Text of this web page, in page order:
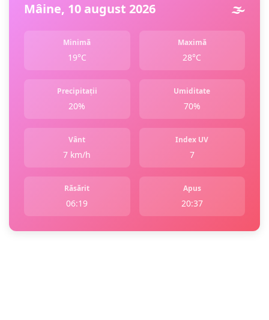
Mâine, 10 august 2026 🌫️
Minimă
19°C
Maximă
28°C
Precipitații
20%
Umiditate
70%
Vânt
7 km/h
Index UV
7
Răsărit
06:19
Apus
20:37